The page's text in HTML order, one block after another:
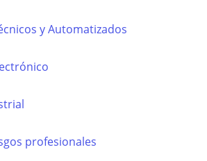
y Automatizados
profesionales